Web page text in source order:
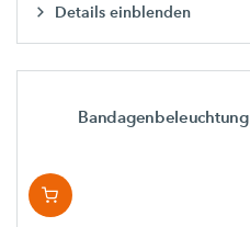
Details einblenden
Bandagenbeleuchtung